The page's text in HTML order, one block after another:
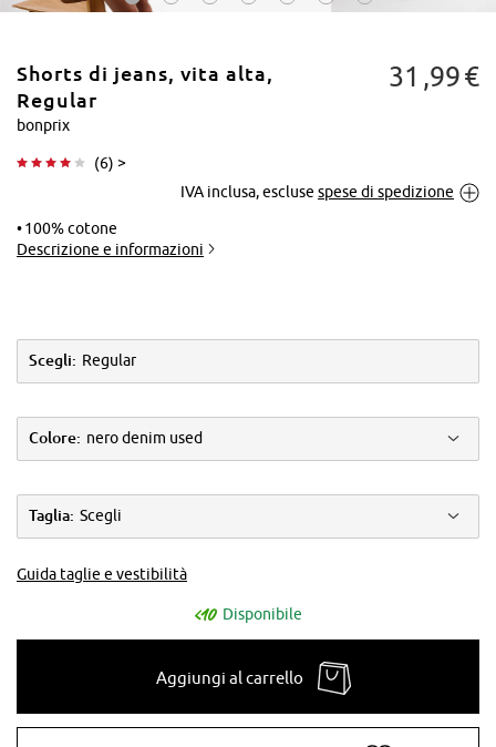
ingrandire
Shorts di jeans, vita alta,
Regular
bonprix
(6) >
31 99€
IVA inclusa, escluse spese di spedizione
100% cotone
Descrizione e informazioni
Scegli: Regular
Colore: nero denim used
Taglia: Scegli
Guida taglie e vestibilità
Disponibile
Aggiungi al carrello